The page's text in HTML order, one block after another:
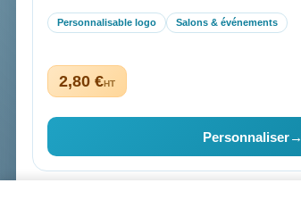
Personnalisable logo Salons & événements
2,80 €HT
Personnaliser→
Collectivités & administrations
Devis, mandat administratif et